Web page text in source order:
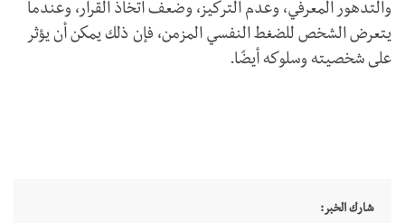
والتدهور المعرفي، وعدم التركيز، وضعف اتخاذ القرار، وعندما
يتعرض الشخص للضغط النفسي المزمن، فإن ذلك يمكن أن يؤثر
على شخصيته وسلوكه أيضًا.
شارك الخبر: